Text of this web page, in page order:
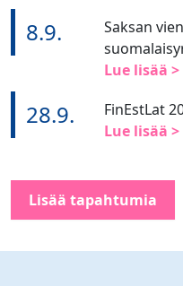
8.9.
Saksan
Lue lisää >
28.9.
FinEstLat
Lue lisää >
Lisää tapahtumia